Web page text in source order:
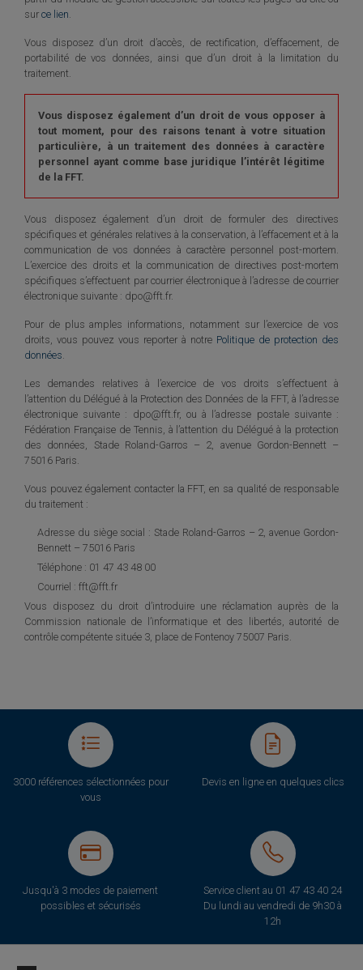
sur ce lien.
Vous disposez d’un droit d’accès, de rectification, d’effacement, de
portabilité de vos données, ainsi que d’un droit à la limitation du
traitement.
Vous disposez également d’un droit de vous opposer à
tout moment, pour des raisons tenant à votre situation
particulière, à un traitement des données à caractère
personnel ayant comme base juridique l’intérêt légitime
de la FFT.
Vous disposez également d’un droit de formuler des directives
spécifiques et générales relatives à la conservation, à l’effacement et à la
communication de vos données à caractère personnel post-mortem.
L’exercice des droits et la communication de directives post-mortem
spécifiques s’effectuent par courrier électronique à l’adresse de courrier
électronique suivante : dpo@fft.fr.
Pour de plus amples informations, notamment sur l’exercice de vos
droits, vous pouvez vous reporter à notre Politique de protection des
données.
Les demandes relatives à l’exercice de vos droits s’effectuent à
l’attention du Délégué à la Protection des Données de la FFT, à l’adresse
électronique suivante : dpo@fft.fr, ou à l’adresse postale suivante :
Fédération Française de Tennis, à l’attention du Délégué à la protection
des données, Stade Roland-Garros – 2, avenue Gordon-Bennett –
75016 Paris.
Vous pouvez également contacter la FFT, en sa qualité de responsable
du traitement :
Adresse du siège social : Stade Roland-Garros – 2, avenue Gordon-
Bennett – 75016 Paris
Téléphone : 01 47 43 48 00
Courriel : fft@fft.fr
Vous disposez du droit d’introduire une réclamation auprès de la
Commission nationale de l’informatique et des libertés, autorité de
contrôle compétente située 3, place de Fontenoy 75007 Paris.
3000 références sélectionnées pour
vous
Devis en ligne en quelques clics
Jusqu'à 3 modes de paiement
possibles et sécurisés
Service client au 01 47 43 40 24
Du lundi au vendredi de 9h30 à
12h